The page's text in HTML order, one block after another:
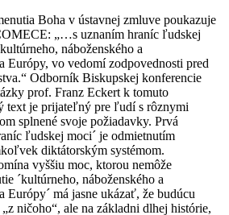
Boha v ústavnej zmluve poukazuje
„…s uznaním hraníc ľudskej
náboženského a
Európy, vo vedomí zodpovednosti pred
Odborník Biskupskej konferencie
prof. Franz Eckert k tomuto
text je prijateľný pre ľudí s rôznymi
splnené svoje požiadavky. Prvá
ľudskej moci´ je odmietnutím
diktátorským systémom.
vyššiu moc, ktorou nemôže
´kultúrneho, náboženského a
Európy´ má jasne ukázať, že budúcu
ničoho“, ale na základni dlhej histórie,